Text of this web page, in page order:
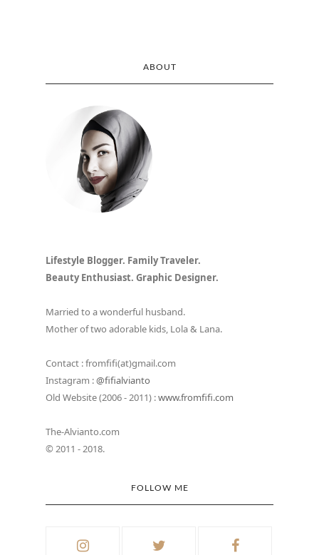
ABOUT
Lifestyle Blogger. Family Traveler.
Beauty Enthusiast. Graphic Designer.
Married to a wonderful husband.
Mother of two adorable kids, Lola & Lana.
Contact : fromfifi(at)gmail.com
Instagram :@fifialvianto
Old Website (2006 - 2011) :www.fromfifi.com
The-Alvianto.com
© 2011 - 2018.
FOLLOW ME